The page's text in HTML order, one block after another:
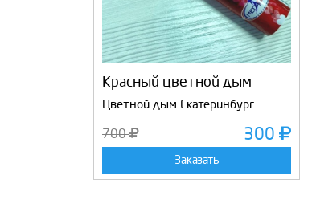
Красный цветной дым
Цветной дым Екатеринбург
700 300
Заказать